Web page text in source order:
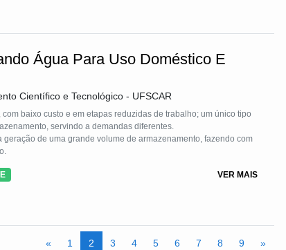
Água Para Uso Doméstico E
Científico e Tecnológico - UFSCAR
baixo custo e em etapas reduzidas de trabalho; um único tipo
servindo a demandas diferentes.
de uma grande volume de armazenamento, fazendo com
VER MAIS
« 1 2 3 4 5 6 7 8 9 »